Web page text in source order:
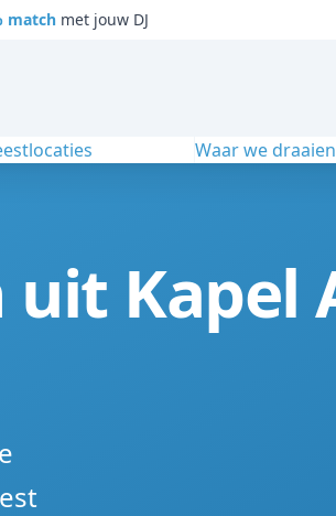
matchmet jouw DJ
Waar we draaien
uit Kapel